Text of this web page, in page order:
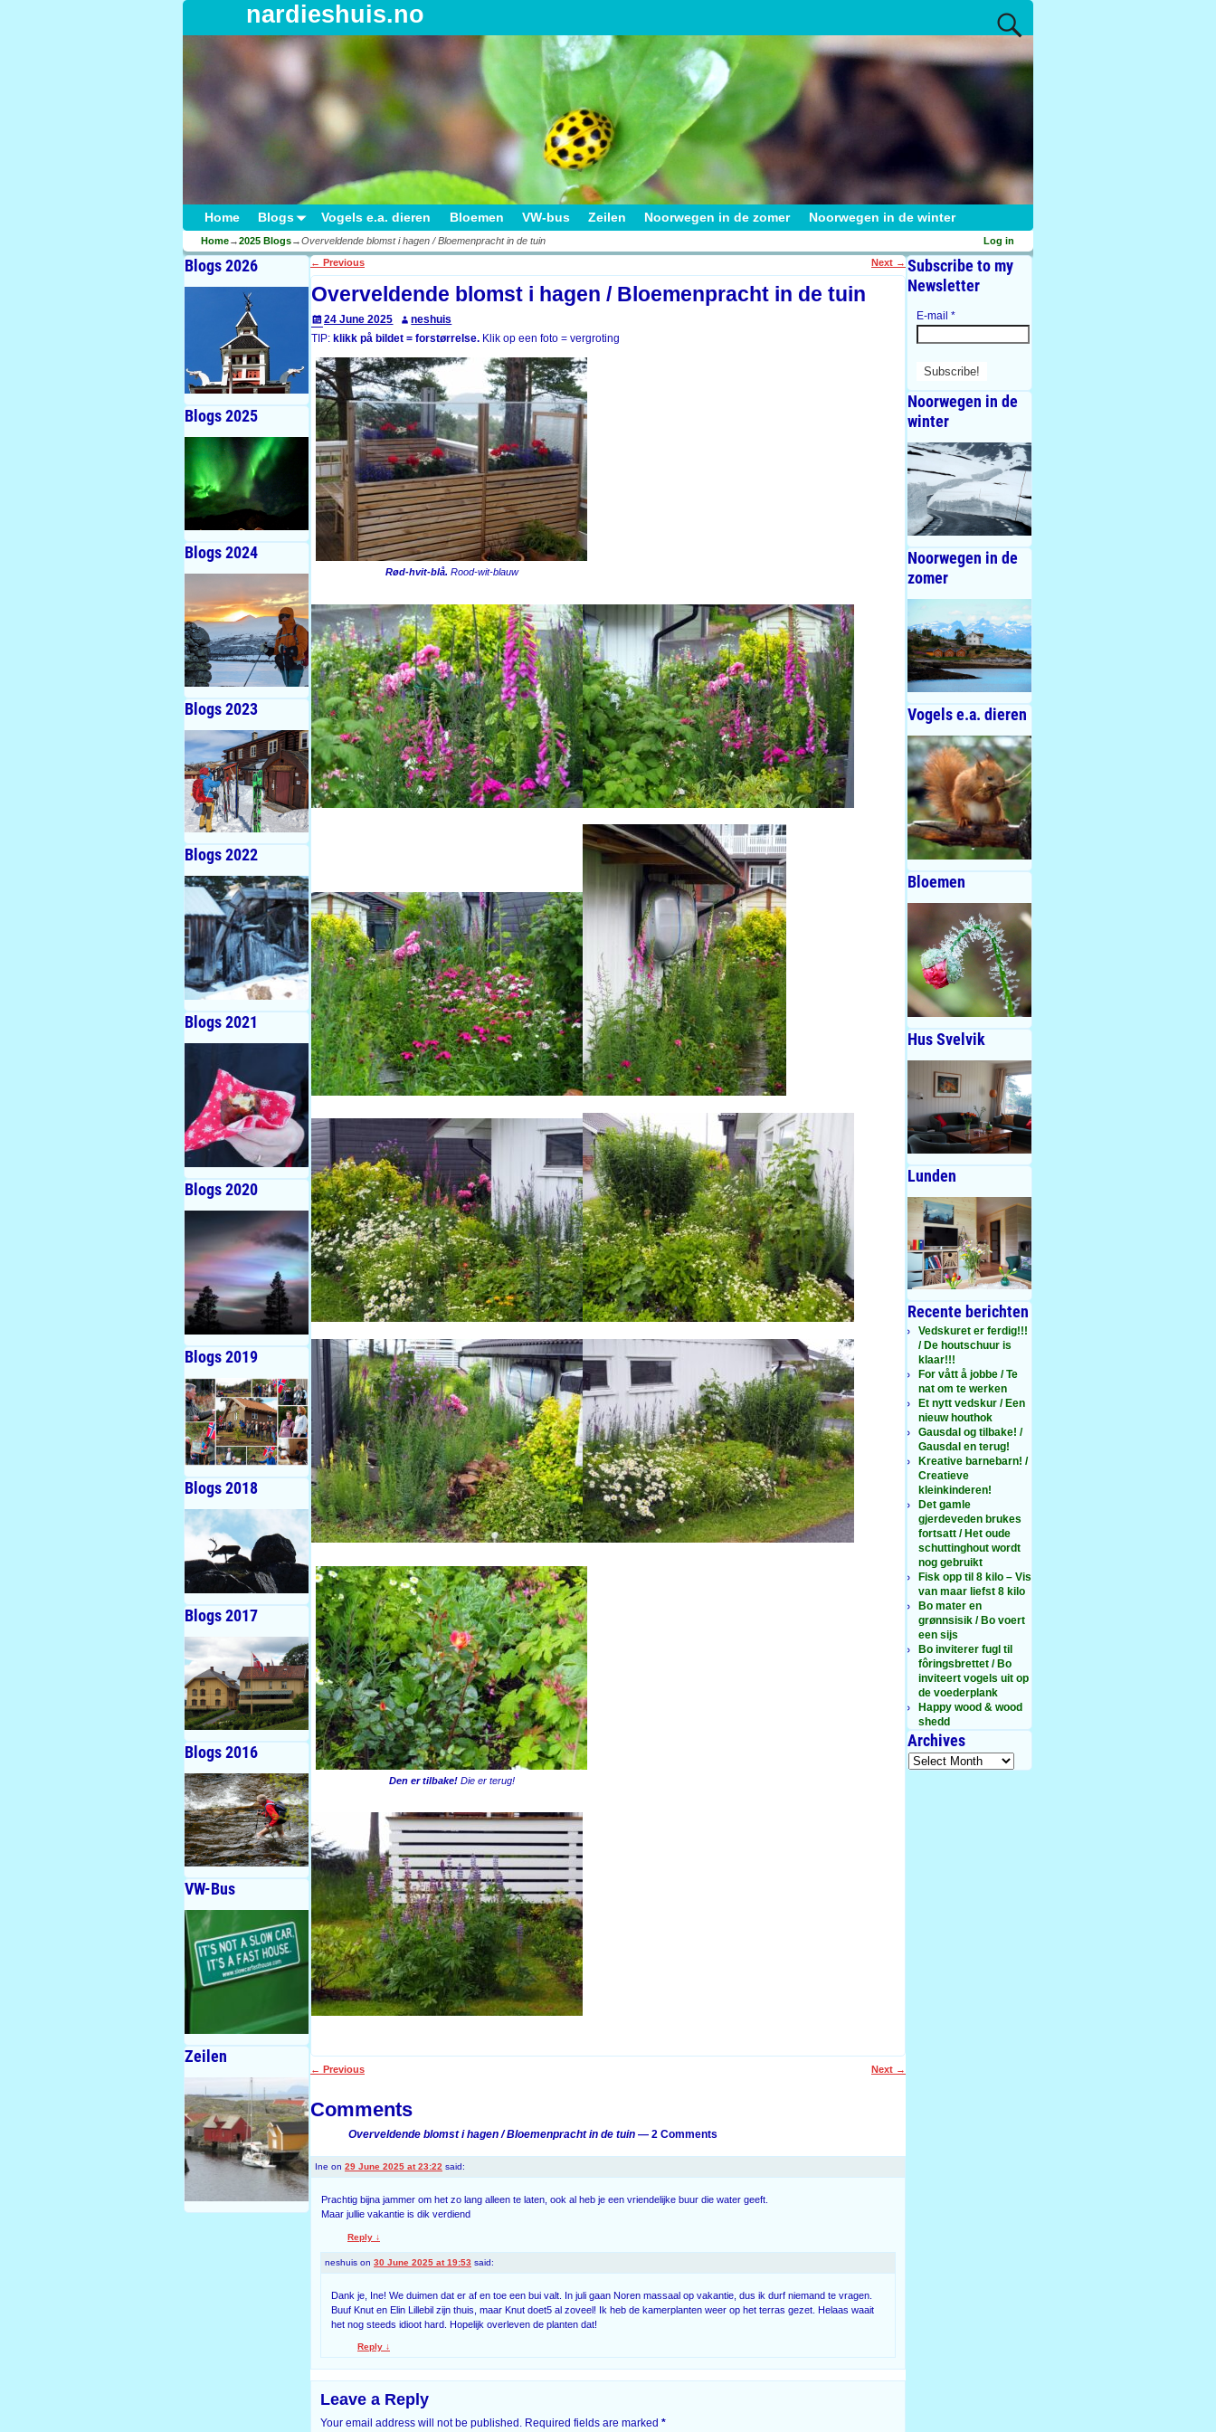
nardieshuis.no
Home Blogs Vogels e.a. dieren Bloemen VW-bus Zeilen Noorwegen in de zomer Noorwegen in de winter
Home→2025 Blogs→Overveldende blomst i hagen / Bloemenpracht in de tuin Log in
Post navigation
← Previous Next →
Overveldende blomst i hagen / Bloemenpracht in de tuin
24 June 2025
neshuis
TIP: klikk på bildet = forstørrelse. Klik op een foto = vergroting
Rød-hvit-blå. Rood-wit-blauw
Den er tilbake!Die er terug!
← Previous Next →
Comments
Overveldende blomst i hagen / Bloemenpracht in de tuin — 2 Comments
Ine on 29 June 2025 at 23:22 said:
Prachtig bijna jammer om het zo lang alleen te laten, ook al heb je een vriendelijke buur die water geeft.
Maar jullie vakantie is dik verdiend
Reply ↓
neshuis on 30 June 2025 at 19:53 said:
Dank je, Ine! We duimen dat er af en toe een bui valt. In juli gaan Noren massaal op vakantie, dus ik durf niemand te vragen.
Buuf Knut en Elin Lillebil zijn thuis, maar Knut doet5 al zoveel! Ik heb de kamerplanten weer op het terras gezet. Helaas waait
het nog steeds idioot hard. Hopelijk overleven de planten dat!
Reply ↓
Leave a Reply
Your email address will not be published. Required fields are marked *
Blogs 2026
Blogs 2025
Blogs 2024
Blogs 2023
Blogs 2022
Blogs 2021
Blogs 2020
Blogs 2019
Blogs 2018
Blogs 2017
Blogs 2016
VW-Bus
Zeilen
Subscribe to my
Newsletter
E-mail *
Noorwegen in de
winter
Noorwegen in de
zomer
Vogels e.a. dieren
Bloemen
Hus Svelvik
Lunden
Recente berichten
Vedskuret er ferdig!!!
/ De houtschuur is
klaar!!!
For vått å jobbe / Te
nat om te werken
Et nytt vedskur / Een
nieuw houthok
Gausdal og tilbake! /
Gausdal en terug!
Kreative barnebarn! /
Creatieve
kleinkinderen!
Det gamle
gjerdeveden brukes
fortsatt / Het oude
schuttinghout wordt
nog gebruikt
Fisk opp til 8 kilo – Vis
van maar liefst 8 kilo
Bo mater en
grønnsisik / Bo voert
een sijs
Bo inviterer fugl til
fôringsbrettet / Bo
inviteert vogels uit op
de voederplank
Happy wood & wood
shedd
Archives